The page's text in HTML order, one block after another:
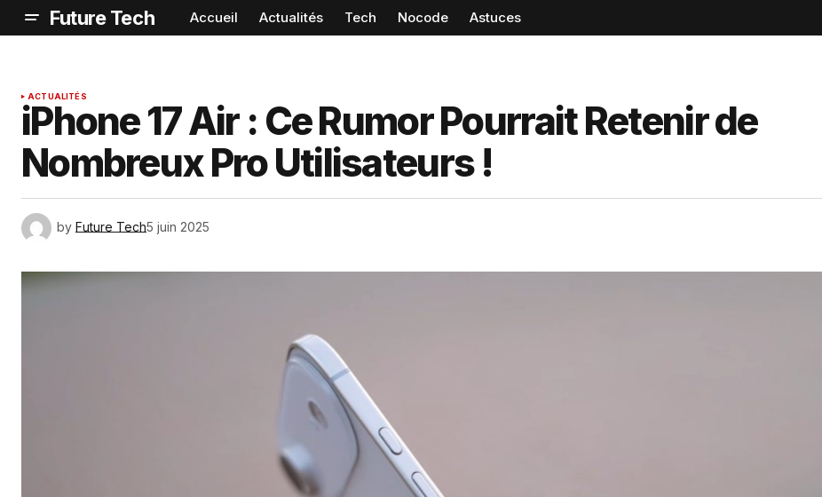
Future Tech Accueil Actualités Tech Nocode Astuces
ACTUALITÉS
iPhone 17 Air : Ce Rumor Pourrait Retenir de
Nombreux Pro Utilisateurs !
by Future Tech5 juin 2025